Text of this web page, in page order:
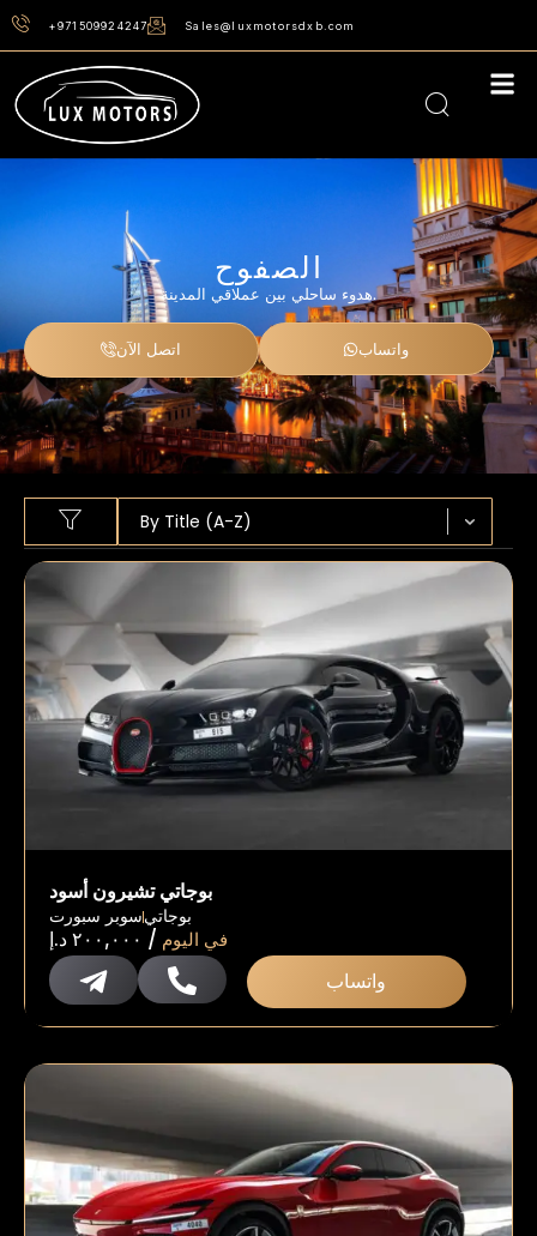
+971509924247 Sales@luxmotorsdxb.com
الصفوح
هدوء ساحلي بين عملاقي المدينة.
اتصل الآن واتساب
SORT BY
Sort content
By Title (A-Z)
Sort content
بوجاتي تشيرون أسود
سوبر سبورتبوجاتي
٢٠٠,٠٠٠ د.إ / في اليوم
واتساب